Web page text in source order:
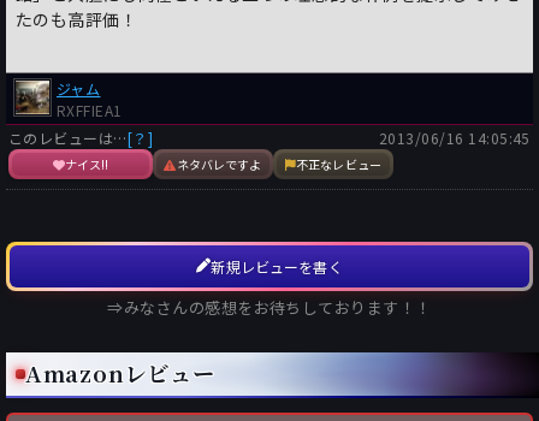
たのも高評価！
ジャム
RXFFIEA1
このレビューは…[？]
ナイス!! ネタバレですよ 不正なレビュー
2013/06/16 14:05:45
新規レビューを書く
⇒みなさんの感想をお待ちしております！！
Amazonレビュー